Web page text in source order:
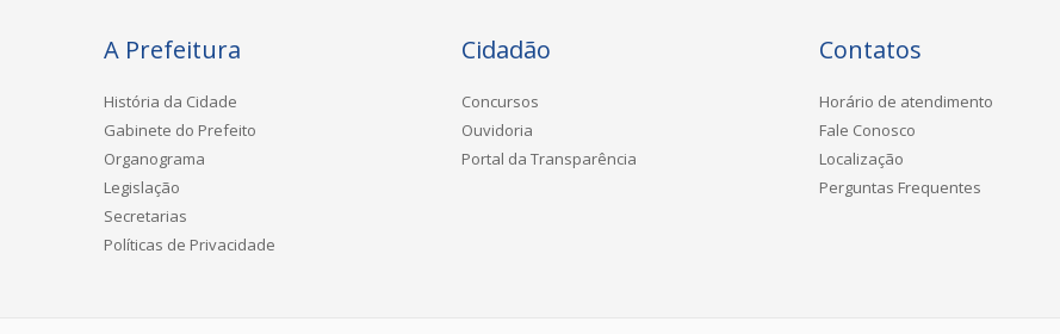
A Prefeitura
História da Cidade
Gabinete do Prefeito
Organograma
Legislação
Secretarias
Políticas de Privacidade
Cidadão
Concursos
Ouvidoria
Portal da Transparência
Contatos
Horário de atendimento
Fale Conosco
Localização
Perguntas Frequentes